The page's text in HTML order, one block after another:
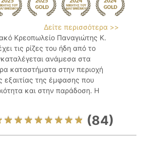
Δείτε περισσότερα >>
Κρεοπωλείο Παναγιώτης Κ.
τις ρίζες του ήδη από το
ανάμεσα στα
καταστήματα στην περιοχή
εξαιτίας της έμφασης που
και στην παράδοση. Η
(84)